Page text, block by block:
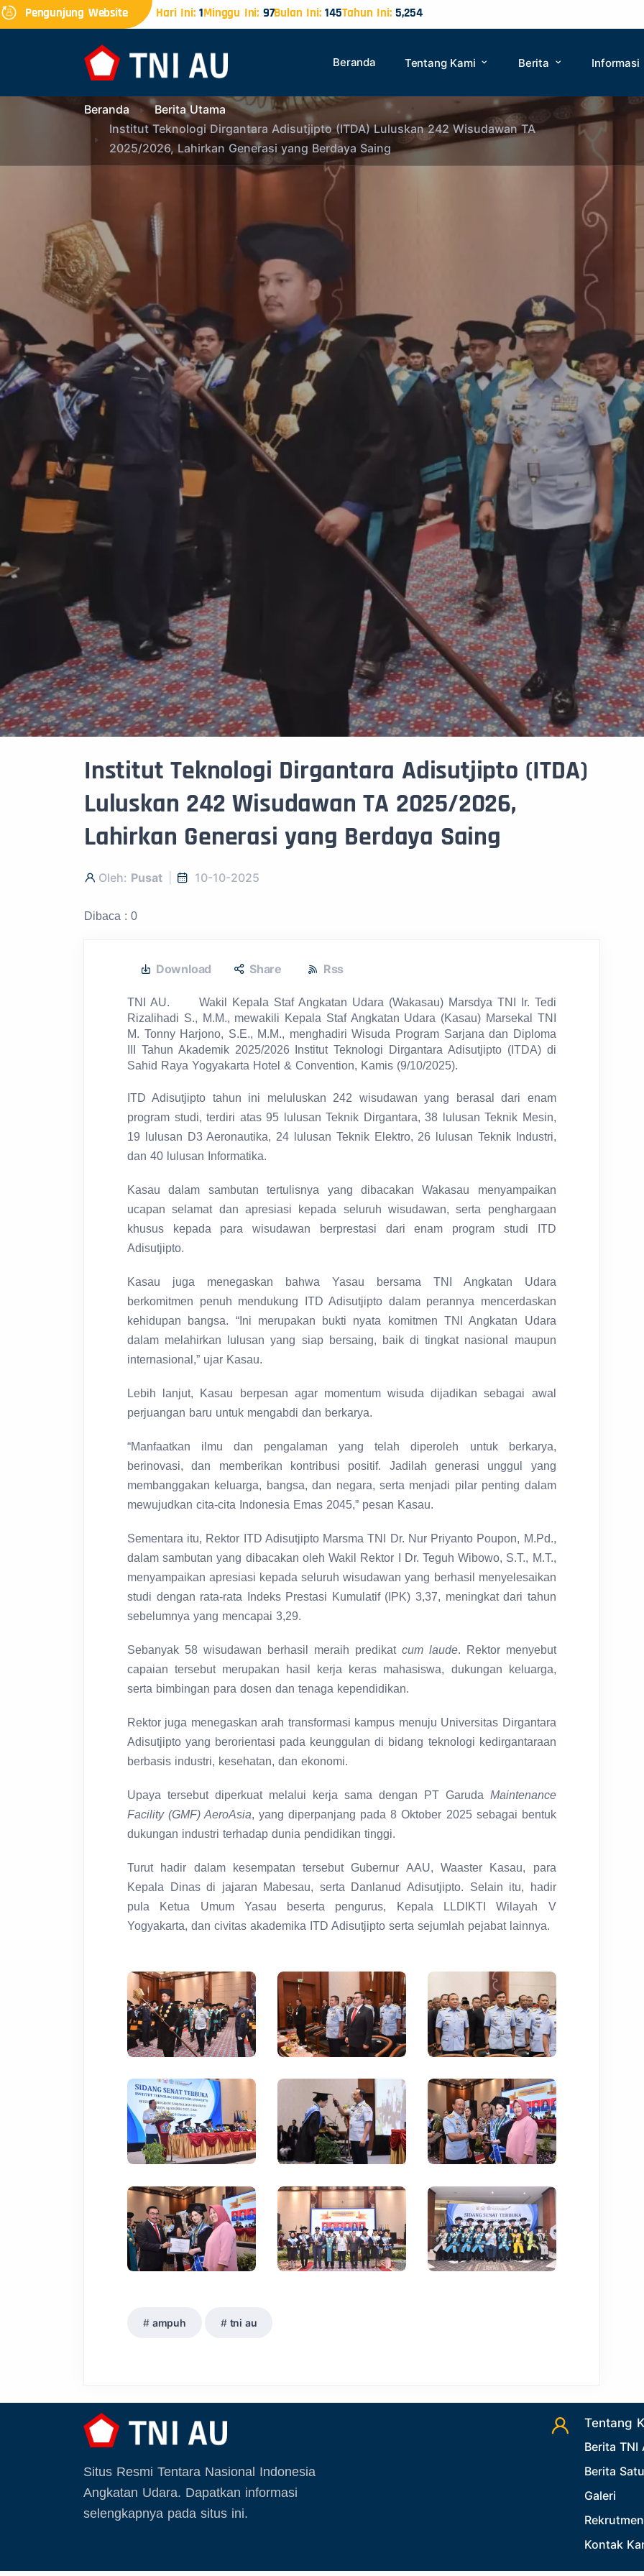
Pengunjung Website Hari Ini:1Minggu Ini: 97Bulan Ini:145Tahun Ini:5,254
Beranda Tentang Kami Berita Informasi
Beranda
Berita Utama
Institut Teknologi Dirgantara Adisutjipto (ITDA) Luluskan 242 Wisudawan TA
2025/2026, Lahirkan Generasi yang Berdaya Saing
Institut Teknologi Dirgantara Adisutjipto (ITDA)
Luluskan 242 Wisudawan TA 2025/2026,
Lahirkan Generasi yang Berdaya Saing
Oleh: Pusat 10-10-2025
Dibaca : 0
Download Share Rss
TNI AU. Wakil Kepala Staf Angkatan Udara (Wakasau) Marsdya TNI Ir. Tedi
Rizalihadi S., M.M., mewakili Kepala Staf Angkatan Udara (Kasau) Marsekal TNI
M. Tonny Harjono, S.E., M.M., menghadiri Wisuda Program Sarjana dan Diploma
III Tahun Akademik 2025/2026 Institut Teknologi Dirgantara Adisutjipto (ITDA) di
Sahid Raya Yogyakarta Hotel & Convention, Kamis (9/10/2025).
ITD Adisutjipto tahun ini meluluskan 242 wisudawan yang berasal dari enam
program studi, terdiri atas 95 lulusan Teknik Dirgantara, 38 lulusan Teknik Mesin,
19 lulusan D3 Aeronautika, 24 lulusan Teknik Elektro, 26 lulusan Teknik Industri,
dan 40 lulusan Informatika.
Kasau dalam sambutan tertulisnya yang dibacakan Wakasau menyampaikan
ucapan selamat dan apresiasi kepada seluruh wisudawan, serta penghargaan
khusus kepada para wisudawan berprestasi dari enam program studi ITD
Adisutjipto.
Kasau juga menegaskan bahwa Yasau bersama TNI Angkatan Udara
berkomitmen penuh mendukung ITD Adisutjipto dalam perannya mencerdaskan
kehidupan bangsa. “Ini merupakan bukti nyata komitmen TNI Angkatan Udara
dalam melahirkan lulusan yang siap bersaing, baik di tingkat nasional maupun
internasional,” ujar Kasau.
Lebih lanjut, Kasau berpesan agar momentum wisuda dijadikan sebagai awal
perjuangan baru untuk mengabdi dan berkarya.
“Manfaatkan ilmu dan pengalaman yang telah diperoleh untuk berkarya,
berinovasi, dan memberikan kontribusi positif. Jadilah generasi unggul yang
membanggakan keluarga, bangsa, dan negara, serta menjadi pilar penting dalam
mewujudkan cita-cita Indonesia Emas 2045,” pesan Kasau.
Sementara itu, Rektor ITD Adisutjipto Marsma TNI Dr. Nur Priyanto Poupon, M.Pd.,
dalam sambutan yang dibacakan oleh Wakil Rektor I Dr. Teguh Wibowo, S.T., M.T.,
menyampaikan apresiasi kepada seluruh wisudawan yang berhasil menyelesaikan
studi dengan rata-rata Indeks Prestasi Kumulatif (IPK) 3,37, meningkat dari tahun
sebelumnya yang mencapai 3,29.
Sebanyak 58 wisudawan berhasil meraih predikat cum laude. Rektor menyebut
capaian tersebut merupakan hasil kerja keras mahasiswa, dukungan keluarga,
serta bimbingan para dosen dan tenaga kependidikan.
Rektor juga menegaskan arah transformasi kampus menuju Universitas Dirgantara
Adisutjipto yang berorientasi pada keunggulan di bidang teknologi kedirgantaraan
berbasis industri, kesehatan, dan ekonomi.
Upaya tersebut diperkuat melalui kerja sama dengan PT Garuda Maintenance
Facility (GMF) AeroAsia, yang diperpanjang pada 8 Oktober 2025 sebagai bentuk
dukungan industri terhadap dunia pendidikan tinggi.
Turut hadir dalam kesempatan tersebut Gubernur AAU, Waaster Kasau, para
Kepala Dinas di jajaran Mabesau, serta Danlanud Adisutjipto. Selain itu, hadir
pula Ketua Umum Yasau beserta pengurus, Kepala LLDIKTI Wilayah V
Yogyakarta, dan civitas akademika ITD Adisutjipto serta sejumlah pejabat lainnya.
ampuh tni au
Situs Resmi Tentara Nasional Indonesia
Angkatan Udara. Dapatkan informasi
selengkapnya pada situs ini.
Tentang
Berita TNI
Berita
Galeri
Rekrutmen
Kontak